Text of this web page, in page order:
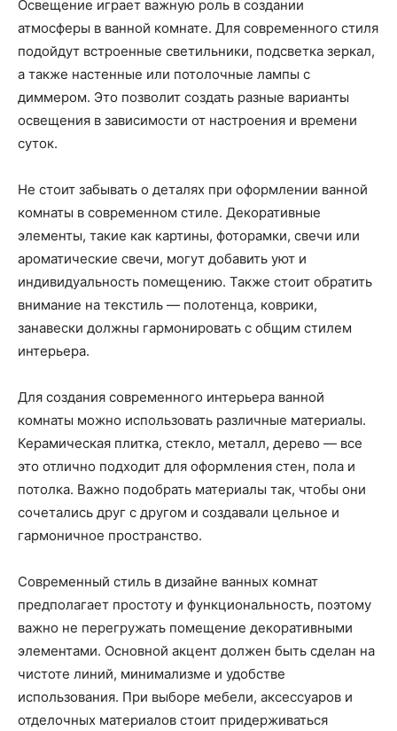
Освещение играет важную роль в создании
атмосферы в ванной комнате. Для современного стиля
подойдут встроенные светильники, подсветка зеркал,
а также настенные или потолочные лампы с
диммером. Это позволит создать разные варианты
освещения в зависимости от настроения и времени
суток.
Не стоит забывать о деталях при оформлении ванной
комнаты в современном стиле. Декоративные
элементы, такие как картины, фоторамки, свечи или
ароматические свечи, могут добавить уют и
индивидуальность помещению. Также стоит обратить
внимание на текстиль — полотенца, коврики,
занавески должны гармонировать с общим стилем
интерьера.
Для создания современного интерьера ванной
комнаты можно использовать различные материалы.
Керамическая плитка, стекло, металл, дерево — все
это отлично подходит для оформления стен, пола и
потолка. Важно подобрать материалы так, чтобы они
сочетались друг с другом и создавали цельное и
гармоничное пространство.
Современный стиль в дизайне ванных комнат
предполагает простоту и функциональность, поэтому
важно не перегружать помещение декоративными
элементами. Основной акцент должен быть сделан на
чистоте линий, минимализме и удобстве
использования. При выборе мебели, аксессуаров и
отделочных материалов стоит придерживаться